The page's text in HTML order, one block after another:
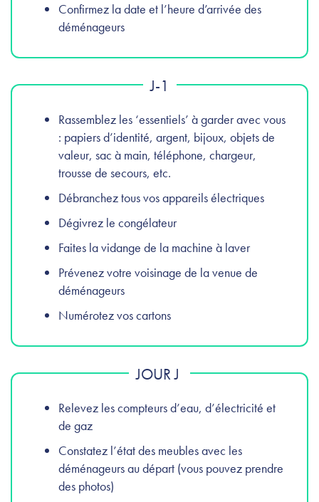
Confirmez la date et l’heure d’arrivée des
déménageurs
J-1
Rassemblez les ‘essentiels’ à garder avec vous
: papiers d’identité, argent, bijoux, objets de
valeur, sac à main, téléphone, chargeur,
trousse de secours, etc.
Débranchez tous vos appareils électriques
Dégivrez le congélateur
Faites la vidange de la machine à laver
Prévenez votre voisinage de la venue de
déménageurs
Numérotez vos cartons
JOUR J
Relevez les compteurs d’eau, d’électricité et
de gaz
Constatez l’état des meubles avec les
déménageurs au départ (vous pouvez prendre
des photos)